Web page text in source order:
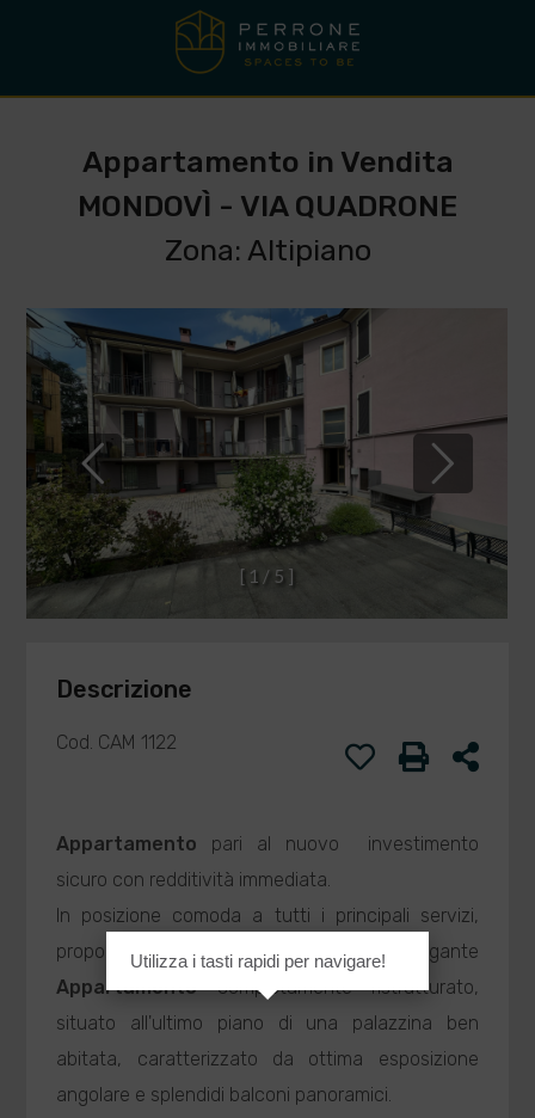
Appartamento in Vendita
MONDOVÌ - VIA QUADRONE
Zona: Altipiano
[ 1 / 5 ]
Descrizione
Cod. CAM 1122
Appartamento pari al nuovo  investimento
sicuro con redditività immediata.
In posizione comoda a tutti i principali servizi,
proponiamo inVendita
elegante
Appartamentocompletamente ristrutturato,
situato all'ultimo piano di una palazzina ben
abitata, caratterizzato da ottima esposizione
angolare e splendidi balconi panoramici.
Utilizza i tasti rapidi per navigare!